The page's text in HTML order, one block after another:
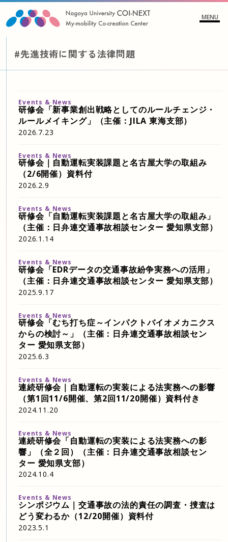
MENU
#先進技術に関する法律問題
Events & News
研修会「新事業創出戦略としてのルールチェンジ・
ルールメイキング」（主催：JILA 東海支部）
2026.7.23
Events & News
研修会｜自動運転実装課題と名古屋大学の取組み
（2/6開催）資料付
2026.2.9
Events & News
研修会「自動運転実装課題と名古屋大学の取組み」
（主催：日弁連交通事故相談センター 愛知県支部）
2026.1.14
Events & News
研修会「EDRデータの交通事故紛争実務への活用」
（主催：日弁連交通事故相談センター 愛知県支部）
2025.9.17
Events & News
研修会「むち打ち症～インパクトバイオメカニクス
からの検討～」（主催：日弁連交通事故相談セン
ター 愛知県支部）
2025.6.3
Events & News
連続研修会｜自動運転の実装による法実務への影響
（第1回11/6開催、第2回11/20開催）資料付き
2024.11.20
Events & News
連続研修会「自動運転の実装による法実務への影
響」（全２回）（主催：日弁連交通事故相談セン
ター 愛知県支部）
2024.10.4
Events & News
シンポジウム｜交通事故の法的責任の調査・捜査は
どう変わるか（12/20開催）資料付
2023.5.1